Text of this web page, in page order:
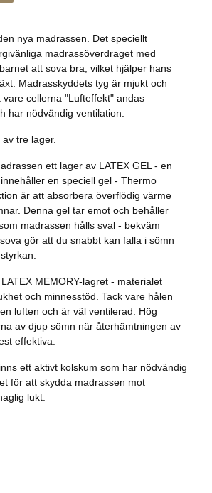
nya madrassen. Det speciellt
madrassöverdraget med
att sova bra, vilket hjälper hans
Madrasskyddets tyg är mjukt och
vare cellerna "Lufteffekt" andas
har nödvändig ventilation.
tre lager.
ett lager av LATEX GEL - en
en speciell gel - Thermo
är att absorbera överflödig värme
Denna gel tar emot och behåller
madrassen hålls sval - bekväm
gör att du snabbt kan falla i sömn
MEMORY-lagret - materialet
och minnesstöd. Tack vare hålen
luften och är väl ventilerad. Hög
av djup sömn när återhämtningen av
effektiva.
ett aktivt kolskum som har nödvändig
för att skydda madrassen mot
lukt.